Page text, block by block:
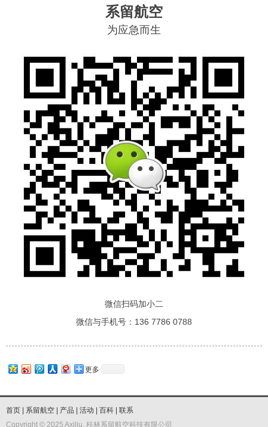
系留航空
为应急而生
微信扫码加小二
微信与手机号：136 7786 0788
更多
首页 系留航空 产品 活动 百科
联系
Copyright © 2025 Axiliu, 桂林系留航空科技有限公司